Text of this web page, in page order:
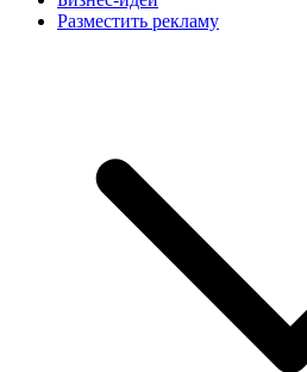
Разместить рекламу